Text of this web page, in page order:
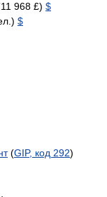
968 £) $
$
(GIP, код 292)